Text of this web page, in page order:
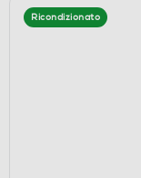
Ricondizionato